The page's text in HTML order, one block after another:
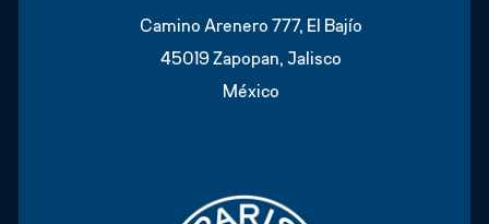
Camino Arenero 777, El Bajío
45019 Zapopan, Jalisco
México